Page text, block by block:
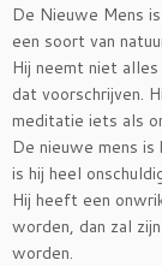
De Nieuwe Mens
een soort van
Hij neemt niet
dat voorschrijven.
meditatie iets als
De nieuwe mens
is hij heel
Hij heeft een
worden, dan zal
worden.